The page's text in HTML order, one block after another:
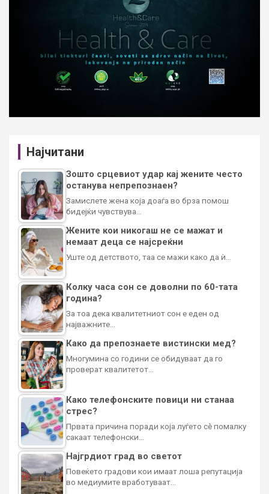
Најчитани
Зошто срцевиот удар кај жените често
останува непрепознаен?
Замислете жена која доаѓа во брза помош
бидејќи чувствува…
Жените кои никогаш не се мажат и
немаат деца се најсреќни
Уште од детството, таа се мажи како да ѝ…
Колку часа сон се доволни по 60-тата
година?
За тоа дека квалитетниот сон е еден од
најважните…
Како да препознаете вистински мед?
Многумина со години се обидуваат да го
проверат квалитетот…
Како телефонските повици ни станаа
стрес?
Првата причина поради која луѓето сè помалку
сакаат телефонски…
Најгрдиот град во светот
Повеќето градови кои имаат лоша репутација
во медиумите вработуваат…